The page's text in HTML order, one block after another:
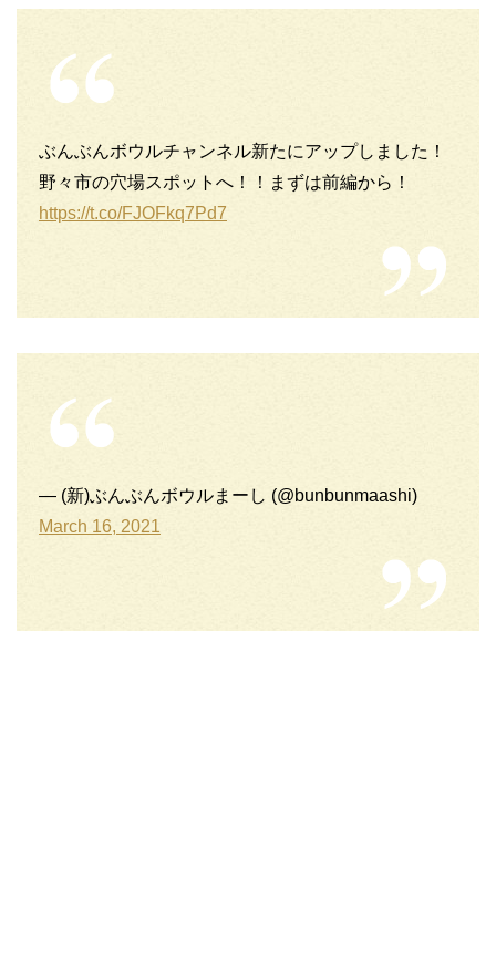
ぶんぶんボウルチャンネル新たにアップしました！
野々市の穴場スポットへ！！まずは前編から！
https://t.co/FJOFkq7Pd7
— (新)ぶんぶんボウルまーし (@bunbunmaashi)
March 16, 2021